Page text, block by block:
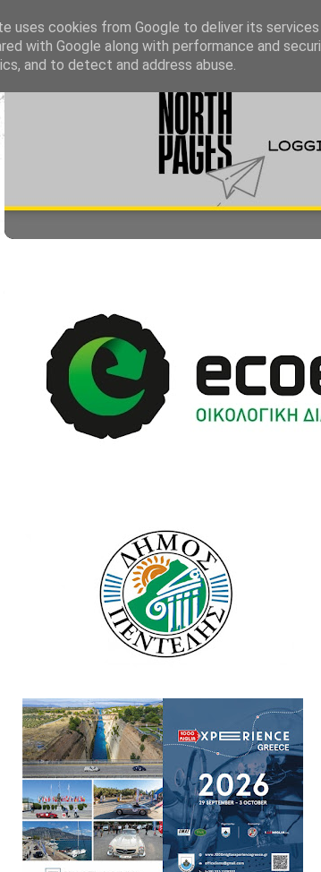
uses cookies from Google to deliver its
with Google along with performance and
and to detect and address abuse.